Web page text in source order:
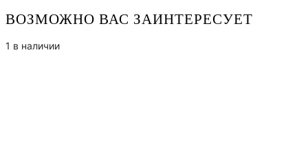
ВОЗМОЖНО ВАС ЗАИНТЕРЕСУЕТ
1 в наличии